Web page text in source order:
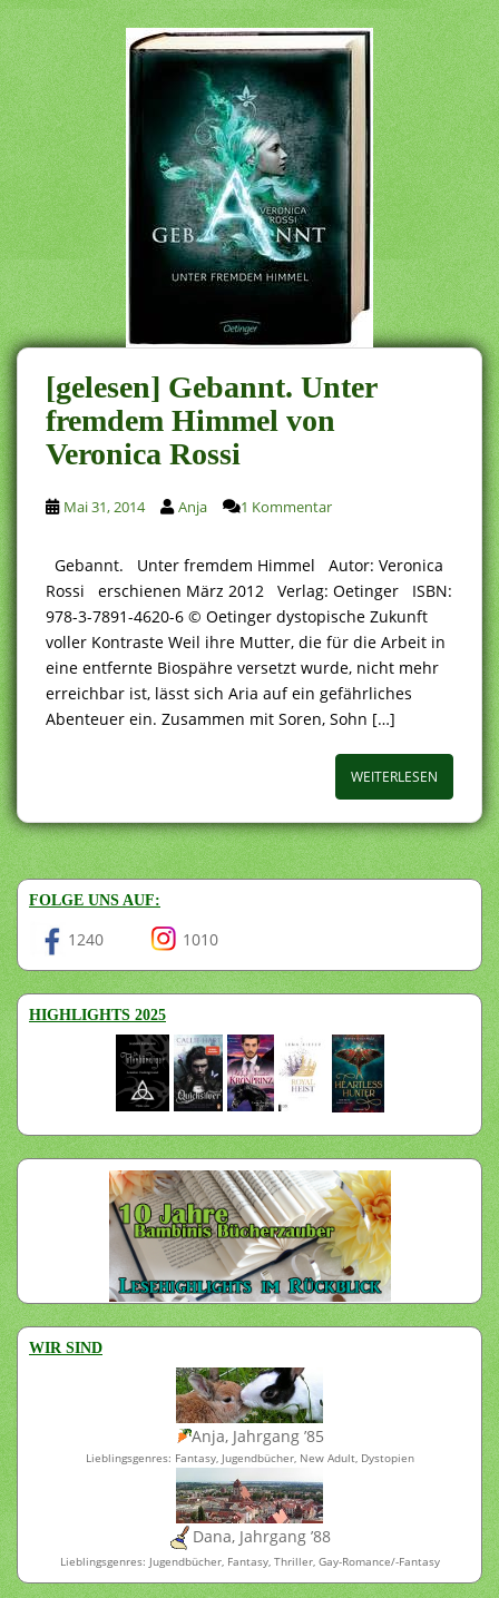
[gelesen] Gebannt. Unter
fremdem Himmel von
Veronica Rossi
Mai 31, 2014 Anja 1 Kommentar
Gebannt. Unter fremdem Himmel Autor: Veronica
Rossi erschienen März 2012 Verlag: Oetinger ISBN:
978-3-7891-4620-6 © Oetinger dystopische Zukunft
voller Kontraste Weil ihre Mutter, die für die Arbeit in
eine entfernte Biospähre versetzt wurde, nicht mehr
erreichbar ist, lässt sich Aria auf ein gefährliches
Abenteuer ein. Zusammen mit Soren, Sohn […]
WEITERLESEN
FOLGE UNS AUF:
1240 1010
HIGHLIGHTS 2025
WIR SIND
Anja, Jahrgang ’85
Lieblingsgenres: Fantasy, Jugendbücher, New Adult, Dystopien
Dana, Jahrgang ’88
Lieblingsgenres: Jugendbücher, Fantasy, Thriller, Gay-Romance/-Fantasy